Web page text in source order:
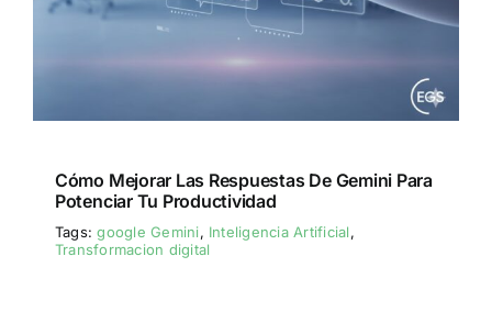
Cómo Mejorar Las Respuestas De Gemini Para
Potenciar Tu Productividad
Tags:google Gemini, Inteligencia Artificial,
Transformacion digital